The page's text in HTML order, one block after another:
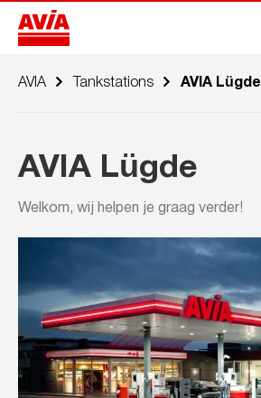
AVIA Tankstations AVIA Lügde
AVIA Lügde
Welkom, wij helpen je graag verder!